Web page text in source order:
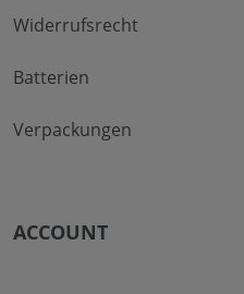
Widerrufsrecht
Batterien
Verpackungen
ACCOUNT